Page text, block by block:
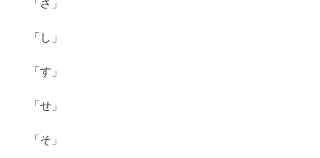
「さ」
「し」
「す」
「せ」
「そ」